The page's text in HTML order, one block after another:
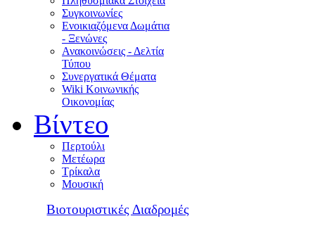
Συγκοινωνίες
Ενοικιαζόμενα Δωμάτια
- Ξενώνες
Ανακοινώσεις - Δελτία
Τύπου
Συνεργατικά Θέματα
Wiki Κοινωνικής
Οικονομίας
Βίντεο
Περτούλι
Μετέωρα
Τρίκαλα
Μουσική
Βιοτουριστικές Διαδρομές